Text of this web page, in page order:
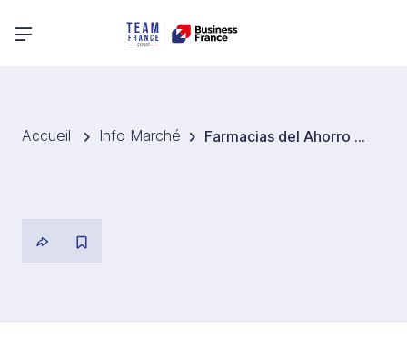
Menu principal
Accueil Info Marché Farmacias del Ahorro entre sur le marché animal mexicain